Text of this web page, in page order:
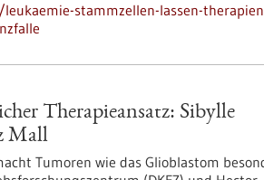
stammzellen-lassen-
Therapieansatz: Sibylle
Mall
Tumoren wie das Glioblastom